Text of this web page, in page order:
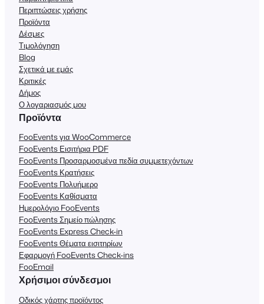
Περιπτώσεις χρήσης
Προϊόντα
Δέσμες
Τιμολόγηση
Blog
Σχετικά με εμάς
Κριτικές
Δήμος
Ο λογαριασμός μου
Προϊόντα
FooEvents για WooCommerce
FooEvents Εισιτήρια PDF
FooEvents Προσαρμοσμένα πεδία συμμετεχόντων
FooEvents Κρατήσεις
FooEvents Πολυήμερο
FooEvents Καθίσματα
Ημερολόγιο FooEvents
FooEvents Σημείο πώλησης
FooEvents Express Check-in
FooEvents Θέματα εισιτηρίων
Εφαρμογή FooEvents Check-ins
FooEmail
Χρήσιμοι σύνδεσμοι
Οδικός χάρτης προϊόντος